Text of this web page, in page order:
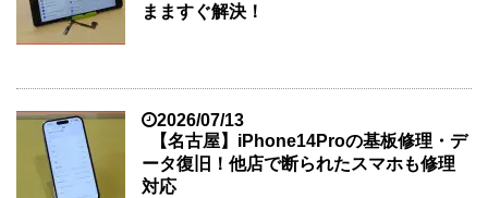
まますぐ解決！
2026/07/13
【名古屋】iPhone14Proの基板修理・デ
ータ復旧！他店で断られたスマホも修理
対応